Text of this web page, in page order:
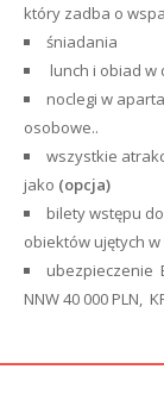
który zadba o
śniadania
lunch i obiad w
noclegi w
osobowe..
wszystkie
jako (opcja)
bilety wstępu
obiektów ujętych
ubezpieczenie
NNW 40 000 PLN,